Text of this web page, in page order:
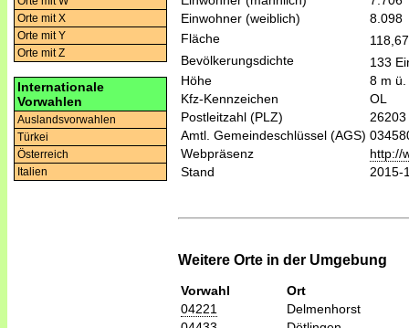
Orte mit X
Orte mit Y
Orte mit Z
Internationale
Vorwahlen
Auslandsvorwahlen
Türkei
Österreich
Italien
Einwohner (weiblich)
8.098
Fläche
Bevölkerungsdichte
133
Höhe
8 m ü.
Kfz-Kennzeichen
OL
Postleitzahl (PLZ)
26203
Amtl. Gemeindeschlüssel (AGS)
Webpräsenz
http://
Stand
2015-
Weitere Orte in der Umgebung
Vorwahl
Ort
04221
Delmenhorst